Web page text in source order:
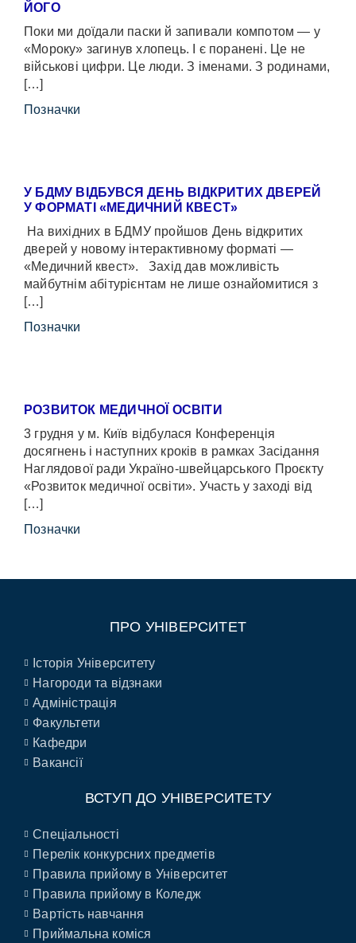
ЙОГО
Поки ми доїдали паски й запивали компотом — у
«Мороку» загинув хлопець. І є поранені. Це не
військові цифри. Це люди. З іменами. З родинами,
[…]
Позначки
У БДМУ ВІДБУВСЯ ДЕНЬ ВІДКРИТИХ ДВЕРЕЙ
У ФОРМАТІ «МЕДИЧНИЙ КВЕСТ»
На вихідних в БДМУ пройшов День відкритих
дверей у новому інтерактивному форматі —
«Медичний квест». Захід дав можливість
майбутнім абітурієнтам не лише ознайомитися з
[…]
Позначки
РОЗВИТОК МЕДИЧНОЇ ОСВІТИ
3 грудня у м. Київ відбулася Конференція
досягнень і наступних кроків в рамках Засідання
Наглядової ради Україно-швейцарського Проєкту
«Розвиток медичної освіти». Участь у заході від
[…]
Позначки
ПРО УНІВЕРСИТЕТ
Історія Університету
Нагороди та відзнаки
Адміністрація
Факультети
Кафедри
Вакансії
ВСТУП ДО УНІВЕРСИТЕТУ
Спеціальності
Перелік конкурсних предметів
Правила прийому в Університет
Правила прийому в Коледж
Вартість навчання
Приймальна коміся